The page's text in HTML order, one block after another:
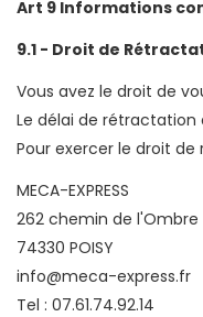
9.1 - Droit de
Le délai de rétractation expire quatorze jours après le jour où vous -
Pour exercer le droit de
MECA-EXPRESS
262 chemin de l'Ombre
74330 POISY
info@meca-express.fr
Tel : 07.61.74.92.14